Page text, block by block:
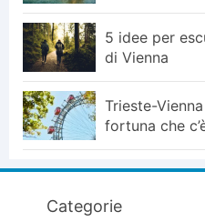
5 idee per
di Vienna
Trieste-
fortuna che
Categorie